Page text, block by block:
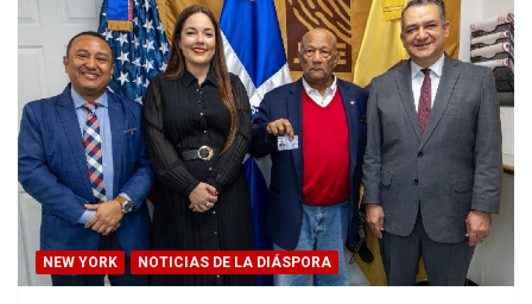
NEW YORK NOTICIAS DE LA DIÁSPORA